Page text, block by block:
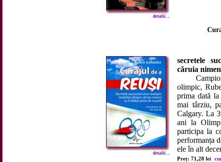
detalii ...
detalii ...
secretele
căruia
Campion
olimpic,
prima dată
mai târziu,
Calgary. La
ani la
participa la
performanța
ele în alt
Preț: 71,28 lei